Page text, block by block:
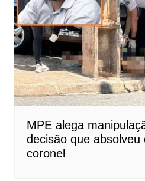
MPE alega
decisão que absolveu
coronel